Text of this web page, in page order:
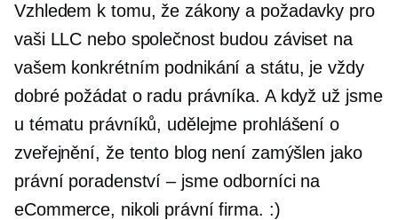
Vzhledem k tomu, že zákony a požadavky pro
vaši LLC nebo společnost budou záviset na
vašem konkrétním podnikání a státu, je vždy
dobré požádat o radu právníka. A když už jsme
u tématu právníků, udělejme prohlášení o
zveřejnění, že tento blog není zamýšlen jako
právní poradenství – jsme odborníci na
eCommerce, nikoli právní firma. :)